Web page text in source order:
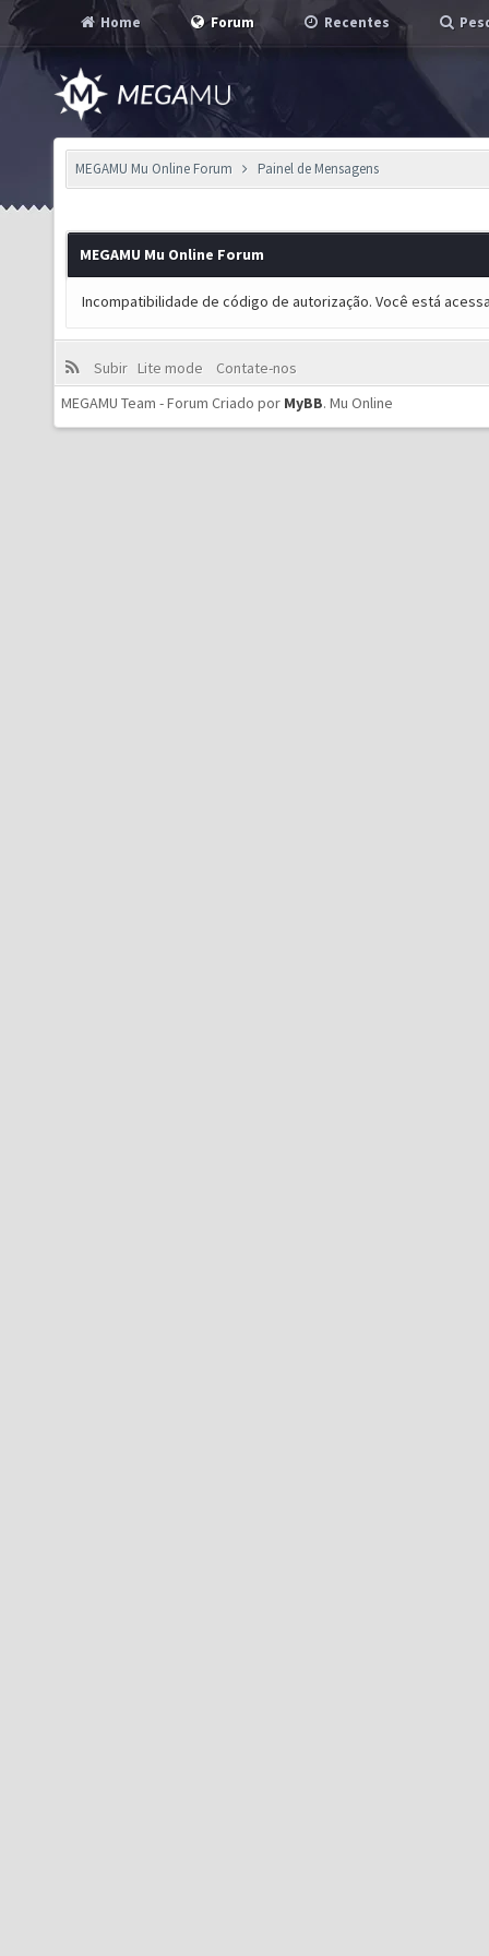
Home Forum Recentes
MEGAMU Mu Online Forum Painel de Mensagens
MEGAMU Mu Online Forum
Incompatibilidade de código de autorização. Você está
Subir Lite mode
Contate-nos
MEGAMU Team - Forum Criado por MyBB. Mu Online